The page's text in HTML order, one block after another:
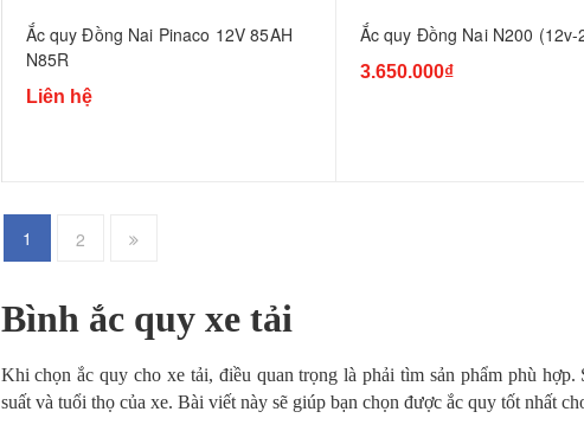
Ắc quy Đồng Nai Pinaco 12V 85AH
N85R
Liên hệ
Ắc quy Đồng Nai N200 (12v-
3.650.000₫
1 2
Bình ắc quy xe tải
Khi chọn ắc quy cho xe tải, điều quan trọng là phải tìm sản phẩm phù
suất và tuổi thọ của xe. Bài viết này sẽ giúp bạn chọn được ắc quy tốt nhất